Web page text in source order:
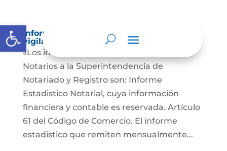
Abrir barra de herramientas
Informes a organismos de inspección,
vigilancia y control
«Los informes que presentan los Señores
Notarios a la Superintendencia de
Notariado y Registro son: Informe
Estadistico Notarial, cuya información
financiera y contable es reservada. Artículo
61 del Código de Comercio. El informe
estadistico que remiten mensualmente...